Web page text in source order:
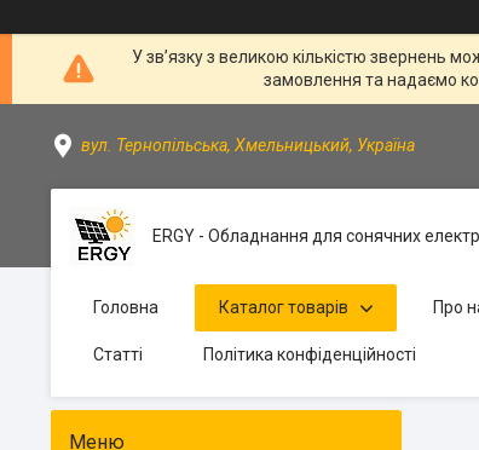
У зв’язку з великою кількістю звернень
замовлення та надаємо
вул. Тернопільська, Хмельницький, Україна
ERGY - Обладнання для сонячних
Головна Каталог товарів Про
Статті Політика конфіденційності